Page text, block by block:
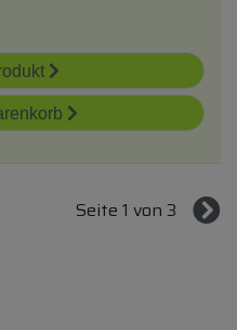
Seite 1 von 3